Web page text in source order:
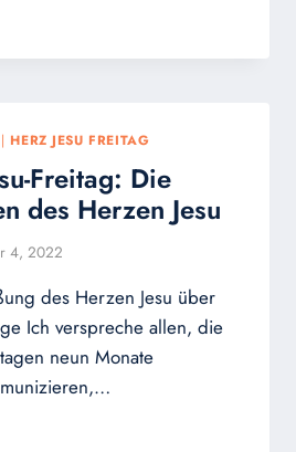
S
–
H
S
U
| HERZ JESU FREITAG
Freitag: Die
des Herzen Jesu
4, 2022
des Herzen Jesu über
Ich verspreche allen, die
neun Monate